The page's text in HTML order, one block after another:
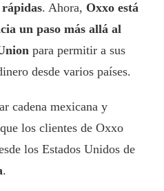
. Ahora, Oxxo está
un paso más allá al
para permitir a sus
desde varios países.
cadena mexicana y
los clientes de Oxxo
los Estados Unidos de
.